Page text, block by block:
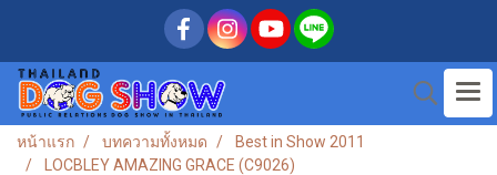
หน้าแรก บทความทั้งหมด
Best in Show 2011
LOCBLEY AMAZING GRACE (C9026)